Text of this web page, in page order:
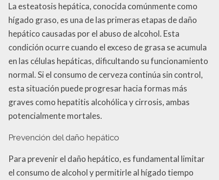
La esteatosis hepática, conocida comúnmente como
hígado graso, es una de las primeras etapas de daño
hepático causadas por el abuso de alcohol. Esta
condición ocurre cuando el exceso de grasa se acumula
en las células hepáticas, dificultando su funcionamiento
normal. Si el consumo de cerveza continúa sin control,
esta situación puede progresar hacia formas más
graves como hepatitis alcohólica y cirrosis, ambas
potencialmente mortales.
Prevención del daño hepático
Para prevenir el daño hepático, es fundamental limitar
el consumo de alcohol y permitirle al hígado tiempo